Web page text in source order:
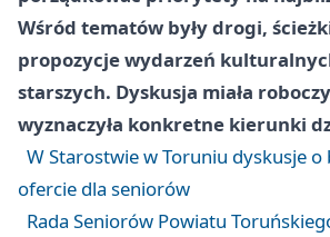
Wśród tematów były drogi,
propozycje wydarzeń
starszych. Dyskusja miała
wyznaczyła konkretne kierunki
W Starostwie w Toruniu dyskusje o
ofercie dla seniorów
Rada Seniorów Powiatu